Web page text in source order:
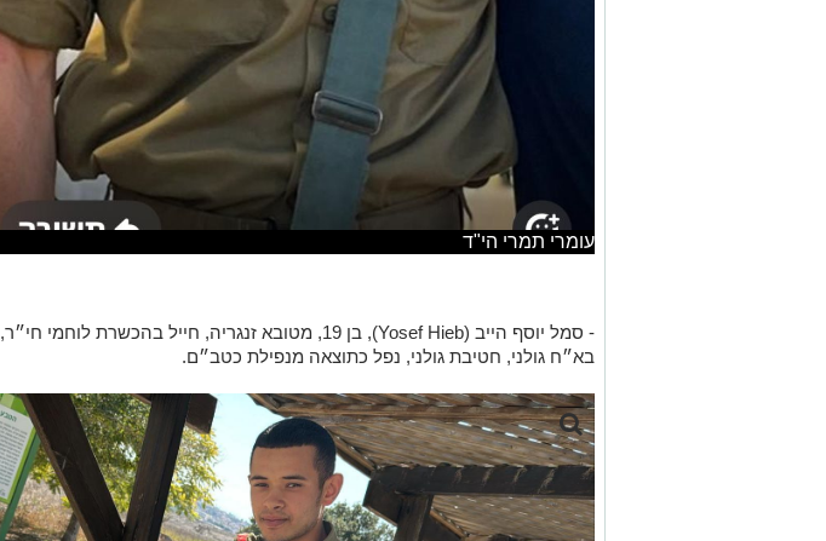
עומרי תמרי הי"ד
- סמל יוסף הייב (Yosef Hieb), בן 19, מטובא זנגריה, חייל בהכשרת לוחמי חי״ר,
בא״ח גולני, חטיבת גולני, נפל כתוצאה מנפילת כטב״ם.